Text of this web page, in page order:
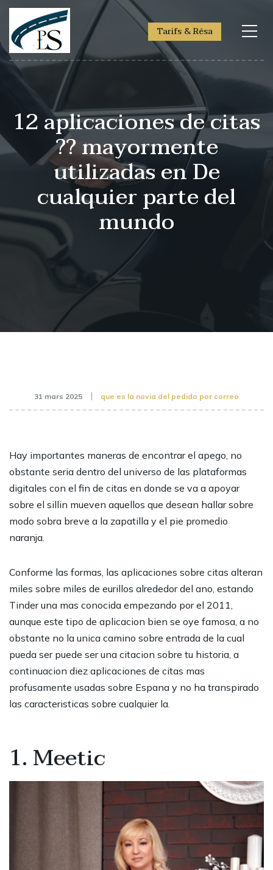
Tarifs & Résa
12 aplicaciones de citas
?? mayormente
utilizadas en De
cualquier parte del
mundo
31 mars 2025 que es la novia del pedido por correo
Hay importantes maneras de encontrar el apego, no
obstante seria dentro del universo de las plataformas
digitales con el fin de citas en donde se va a apoyar
sobre el sillin mueven aquellos que desean hallar sobre
modo sobra breve a la zapatilla y el pie promedio
naranja.
Conforme las formas, las aplicaciones sobre citas alteran
miles sobre miles de eurillos alrededor del ano, estando
Tinder una mas conocida empezando por el 2011,
aunque este tipo de aplicacion bien se oye famosa, a no
obstante no la unica camino sobre entrada de la cual
pueda ser puede ser una citacion sobre tu historia, a
continuacion diez aplicaciones de citas mas
profusamente usadas sobre Espana y no ha transpirado
las caracteristicas sobre cualquier la.
1. Meetic